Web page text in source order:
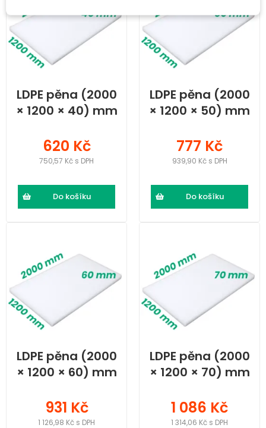
LDPE pěna (2000
× 1200 × 40) mm
620 Kč
750,57 Kč s DPH
Do košíku
LDPE pěna (2000
× 1200 × 50) mm
777 Kč
939,90 Kč s DPH
Do košíku
LDPE pěna (2000
× 1200 × 60) mm
931 Kč
1 126,98 Kč s DPH
LDPE pěna (2000
× 1200 × 70) mm
1 086 Kč
1 314,06 Kč s DPH